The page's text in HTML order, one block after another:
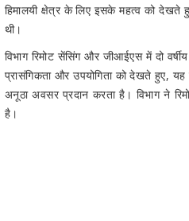
हिमालयी क्षेत्र के लिए इसके महत्व को देखते
थी।
विभाग रिमोट सेंसिंग और जीआईएस में दो
प्रासंगिकता और उपयोगिता को देखते हुए,
अनूठा अवसर प्रदान करता है। विभाग ने
है।